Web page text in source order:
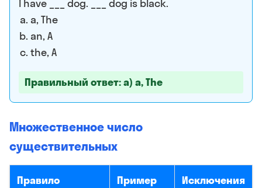
I have ___ dog. ___ dog is black.
a, The
an, A
the, A
Правильный ответ: a) a, The
Множественное число
существительных
Правило Пример Исключения